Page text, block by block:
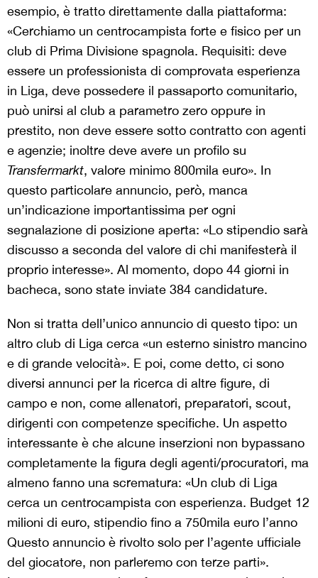
esempio, è tratto direttamente dalla piattaforma:
«Cerchiamo un centrocampista forte e fisico per un
club di Prima Divisione spagnola. Requisiti: deve
essere un professionista di comprovata esperienza
in Liga, deve possedere il passaporto comunitario,
può unirsi al club a parametro zero oppure in
prestito, non deve essere sotto contratto con agenti
e agenzie; inoltre deve avere un profilo su
Transfermarkt, valore minimo 800mila euro». In
questo particolare annuncio, però, manca
un’indicazione importantissima per ogni
segnalazione di posizione aperta: «Lo stipendio sarà
discusso a seconda del valore di chi manifesterà il
proprio interesse». Al momento, dopo 44 giorni in
bacheca, sono state inviate 384 candidature.
Non si tratta dell’unico annuncio di questo tipo: un
altro club di Liga cerca «un esterno sinistro mancino
e di grande velocità». E poi, come detto, ci sono
diversi annunci per la ricerca di altre figure, di
campo e non, come allenatori, preparatori, scout,
dirigenti con competenze specifiche. Un aspetto
interessante è che alcune inserzioni non bypassano
completamente la figura degli agenti/procuratori, ma
almeno fanno una scrematura: «Un club di Liga
cerca un centrocampista con esperienza. Budget 12
milioni di euro, stipendio fino a 750mila euro l’anno
Questo annuncio è rivolto solo per l’agente ufficiale
del giocatore, non parleremo con terze parti».